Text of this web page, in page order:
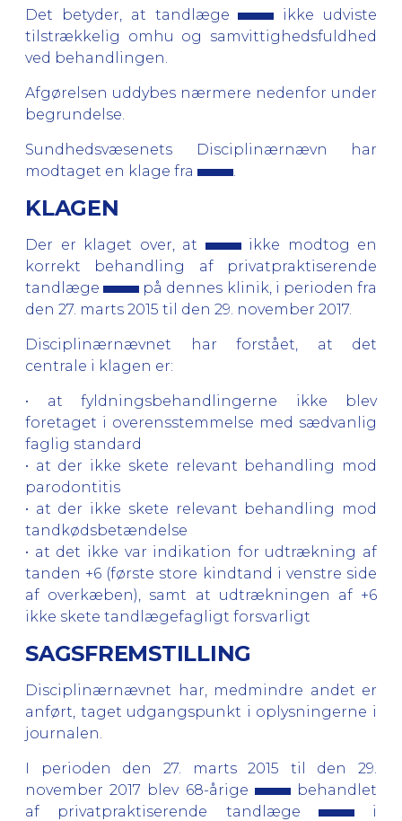
Det betyder, at tandlæge
ikke udviste
tilstrækkelig omhu og samvittighedsfuldhed
ved behandlingen.
Afgørelsen uddybes nærmere nedenfor under
begrundelse.
Sundhedsvæsenets Disciplinærnævn har
modtaget en klage fra
KLAGEN
Der er klaget over, at
ikke modtog en
korrekt behandling af privatpraktiserende
tandlæge
på dennes klinik, i perioden fra
den 27. marts 2015 til den 29. november 2017.
Disciplinærnævnet har forstået, at det
centrale i klagen er:
• at fyldningsbehandlingerne ikke blev
foretaget i overensstemmelse med sædvanlig
faglig standard
• at der ikke skete relevant behandling mod
parodontitis
• at der ikke skete relevant behandling mod
tandkødsbetændelse
• at det ikke var indikation for udtrækning af
tanden +6 (første store kindtand i venstre side
af overkæben), samt at udtrækningen af +6
ikke skete tandlægefagligt forsvarligt
SAGSFREMSTILLING
Disciplinærnævnet har, medmindre andet er
anført, taget udgangspunkt i oplysningerne i
journalen.
I perioden den 27. marts 2015 til den 29.
november 2017 blev 68-årige
behandlet
af privatpraktiserende tandlæge
i